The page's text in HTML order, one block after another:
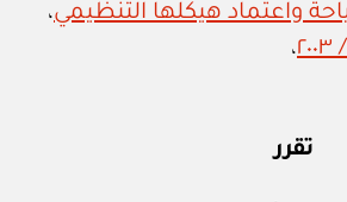
،
،
تقرر